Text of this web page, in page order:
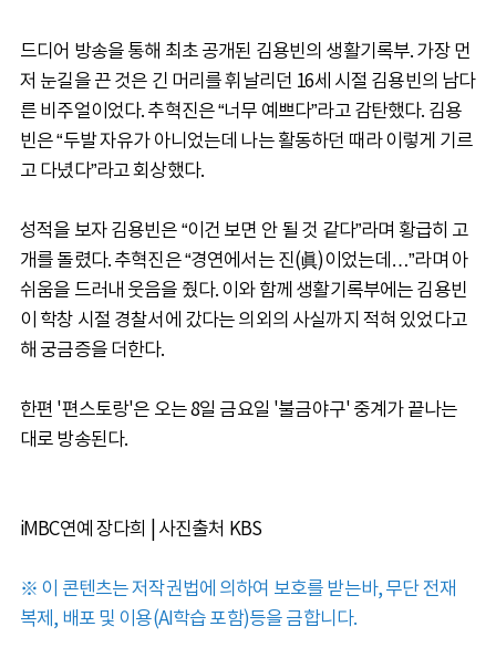
드디어 방송을 통해 최초 공개된 김용빈의 생활기록부. 가장 먼
저 눈길을 끈 것은 긴 머리를 휘날리던 16세 시절 김용빈의 남다
른 비주얼이었다. 추혁진은 “너무 예쁘다”라고 감탄했다. 김용
빈은 “두발 자유가 아니었는데 나는 활동하던 때라 이렇게 기르
고 다녔다”라고 회상했다.
성적을 보자 김용빈은 “이건 보면 안 될 것 같다”라며 황급히 고
개를 돌렸다. 추혁진은 “경연에서는 진(眞)이었는데…”라며 아
쉬움을 드러내 웃음을 줬다. 이와 함께 생활기록부에는 김용빈
이 학창 시절 경찰서에 갔다는 의외의 사실까지 적혀 있었다고
해 궁금증을 더한다.
한편 '편스토랑'은 오는 8일 금요일 '불금야구' 중계가 끝나는
대로 방송된다.
iMBC연예 장다희 | 사진출처 KBS
※ 이 콘텐츠는 저작권법에 의하여 보호를 받는바, 무단 전재
복제, 배포 및 이용(AI학습 포함)등을 금합니다.